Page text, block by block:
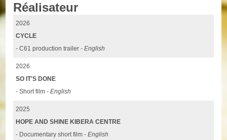
Réalisateur
2026
CYCLE
- C61 production trailer -English
2026
SO IT'S DONE
- Short film -English
2025
HOPE AND SHINE KIBERA CENTRE
- Documentary short film -English